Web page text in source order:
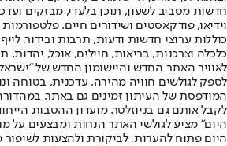
חדשות מסביב לשעון, תוכן בלעדי, מבזקים
וידיאו, פודקאסטים ושידורים חיים.
כוללות ערוצי חדשות ודעות, תרבות ובידור,
לאוויר האתר החדש והיישומון החדש של
לספק לגולשים חוויה מהירה, עדכנית, בטוחה
המודפסת של העיתון זמינים גם באתר,
לקבל אותם גם בניוזלטר. מועדון ההטבות
היום" מציע לגולשי האתר הנחות ומבצעים על
היום פתוח להערות, לביקורת ולהצעות לשיפור